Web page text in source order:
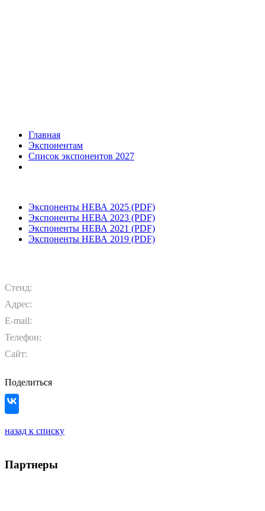
Главная
Экспонентам
Список экспонентов 2027
Экспоненты НЕВА 2025 (PDF)
Экспоненты НЕВА 2023 (PDF)
Экспоненты НЕВА 2021 (PDF)
Экспоненты НЕВА 2019 (PDF)
Стенд:
Адрес:
E-mail:
Телефон:
Сайт:
Поделиться
назад к списку
Партнеры